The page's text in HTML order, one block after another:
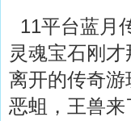
11平台蓝月
灵魂宝石刚
离开的传奇
恶蛆，王兽